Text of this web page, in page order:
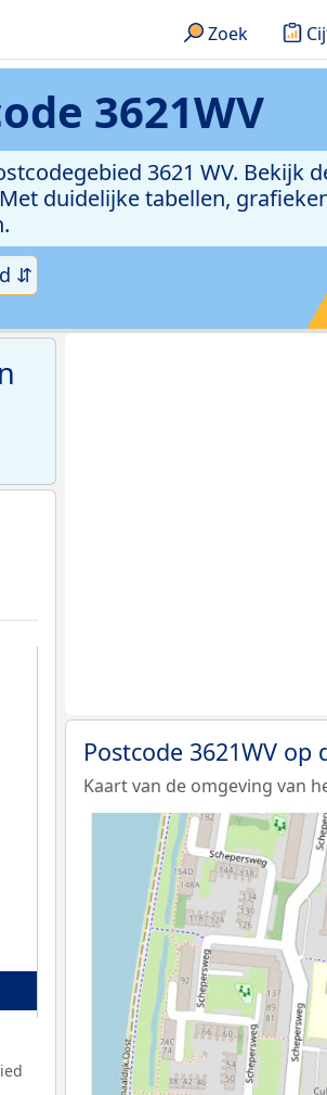
Zoek
3621WV
3621 WV. Bekijk
duidelijke tabellen,
⇵
Postcode 3621WV op
Kaart van de omgeving van